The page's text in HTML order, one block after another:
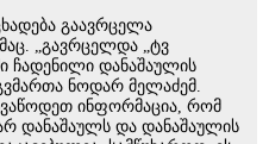
გაავრცელა
„გავრცელდა „ტვ
ჩადენილი დანაშაულის
ნოდარ მელაძემ.
ინფორმაცია, რომ
დანაშაულს და დანაშაულის